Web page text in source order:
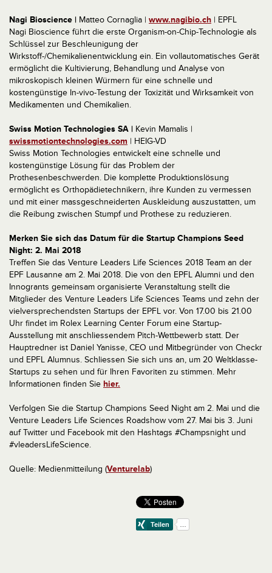
Nagi Bioscience | Matteo Cornaglia | www.nagibio.ch | EPFL
Nagi Bioscience führt die erste Organism-on-Chip-Technologie als
Schlüssel zur Beschleunigung der
Wirkstoff-/Chemikalienentwicklung ein. Ein vollautomatisches Gerät
ermöglicht die Kultivierung, Behandlung und Analyse von
mikroskopisch kleinen Würmern für eine schnelle und
kostengünstige In-vivo-Testung der Toxizität und Wirksamkeit von
Medikamenten und Chemikalien.
Swiss Motion Technologies SA | Kevin Mamalis |
swissmotiontechnologies.com | HEIG-VD
Swiss Motion Technologies entwickelt eine schnelle und
kostengünstige Lösung für das Problem der
Prothesenbeschwerden. Die komplette Produktionslösung
ermöglicht es Orthopädietechnikern, ihre Kunden zu vermessen
und mit einer massgeschneiderten Auskleidung auszustatten, um
die Reibung zwischen Stumpf und Prothese zu reduzieren.
Merken Sie sich das Datum für die Startup Champions Seed
Night: 2. Mai 2018
Treffen Sie das Venture Leaders Life Sciences 2018 Team an der
EPF Lausanne am 2. Mai 2018. Die von den EPFL Alumni und den
Innogrants gemeinsam organisierte Veranstaltung stellt die
Mitglieder des Venture Leaders Life Sciences Teams und zehn der
vielversprechendsten Startups der EPFL vor. Von 17.00 bis 21.00
Uhr findet im Rolex Learning Center Forum eine Startup-
Ausstellung mit anschliessendem Pitch-Wettbewerb statt. Der
Hauptredner ist Daniel Yanisse, CEO und Mitbegründer von Checkr
und EPFL Alumnus. Schliessen Sie sich uns an, um 20 Weltklasse-
Startups zu sehen und für Ihren Favoriten zu stimmen. Mehr
Informationen finden Sie hier.
Verfolgen Sie die Startup Champions Seed Night am 2. Mai und die
Venture Leaders Life Sciences Roadshow vom 27. Mai bis 3. Juni
auf Twitter und Facebook mit den Hashtags #Champsnight und
#vleadersLifeScience.
Quelle: Medienmitteilung (Venturelab)